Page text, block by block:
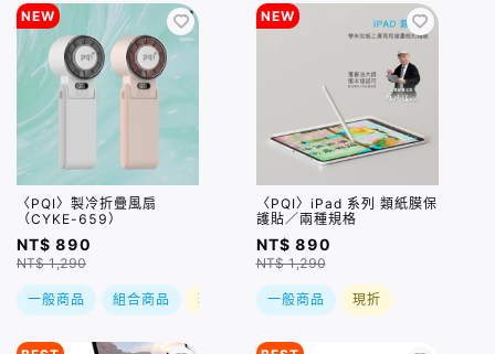
NEW
〈PQI〉製冷折疊風扇
（CYKE-659）
NT$ 890
NT$ 1,290
一般商品 組合商品 現折
NEW
〈PQI〉iPad 系列 類紙膜保
護貼／兩種規格
NT$ 890
NT$ 1,290
一般商品 現折